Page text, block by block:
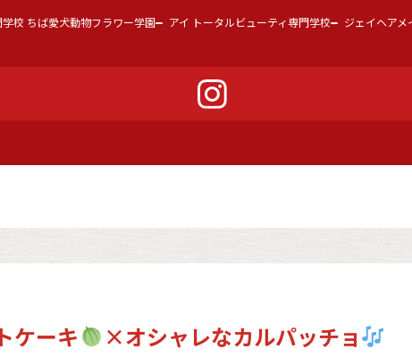
校 ちば愛犬動物フラワー学園 アイ トータルビューティ専門学校 ジェイヘア
ケーキ ×オシャレなカルパッチョ